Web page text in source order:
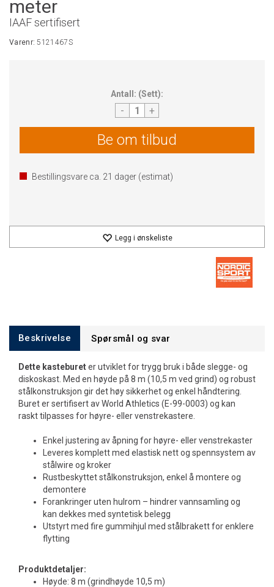
meter
IAAF sertifisert
Varenr:5121467S
Antall: (Sett):
- +
Be om tilbud
Bestillingsvare ca. 21 dager (estimat)
Legg i ønskeliste
Beskrivelse Spørsmål og svar
Dette kastebureter utviklet for trygg bruk i både slegge- og
diskoskast. Med en høyde på 8 m (10,5 m ved grind) og robust
stålkonstruksjon gir det høy sikkerhet og enkel håndtering.
Buret er sertifisert av World Athletics (E-99-0003) og kan
raskt tilpasses for høyre- eller venstrekastere.
Enkel justering av åpning for høyre- eller venstrekaster
Leveres komplett med elastisk nett og spennsystem av
stålwire og kroker
Rustbeskyttet stålkonstruksjon, enkel å montere og
demontere
Forankringer uten hulrom – hindrer vannsamling og
kan dekkes med syntetisk belegg
Utstyrt med fire gummihjul med stålbrakett for enklere
flytting
Produktdetaljer:
Høyde: 8 m (grindhøyde 10,5 m)